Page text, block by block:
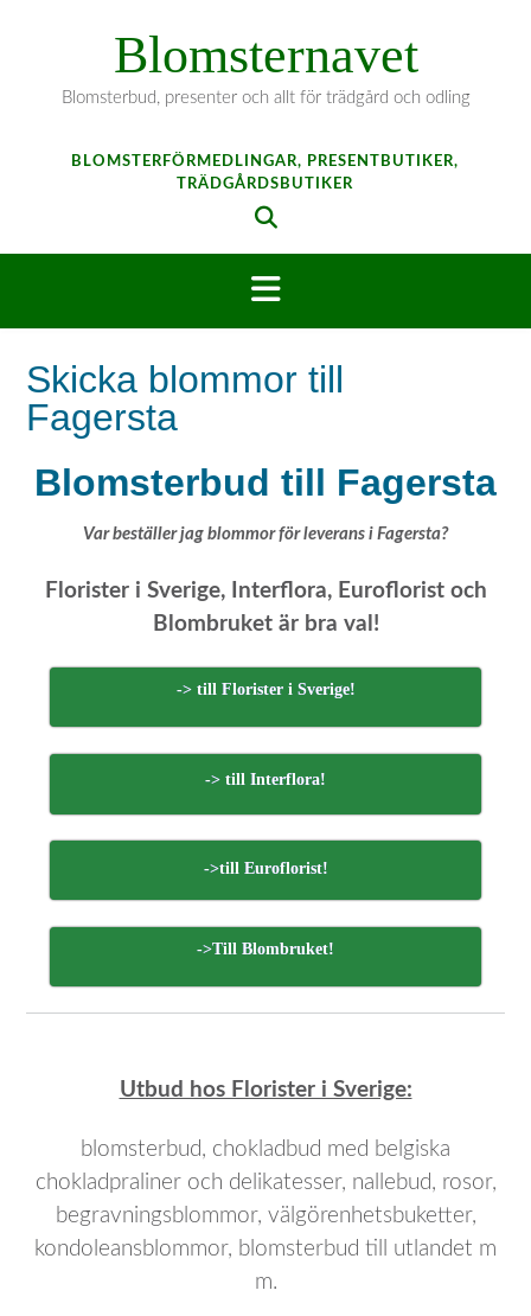
Blomsternavet
Blomsterbud, presenter och allt för trädgård och odling
BLOMSTERFÖRMEDLINGAR, PRESENTBUTIKER,
TRÄDGÅRDSBUTIKER
Skicka blommor till
Fagersta
Blomsterbud till Fagersta
Var beställer jag blommor för leverans i Fagersta?
Florister i Sverige, Interflora, Euroflorist och
Blombruket är bra val!
-> till Florister i Sverige!
-> till Interflora!
->till Euroflorist!
->Till Blombruket!
Utbud hos Florister i Sverige:
blomsterbud, chokladbud med belgiska
chokladpraliner och delikatesser, nallebud, rosor,
begravningsblommor, välgörenhetsbuketter,
kondoleansblommor, blomsterbud till utlandet m
m.